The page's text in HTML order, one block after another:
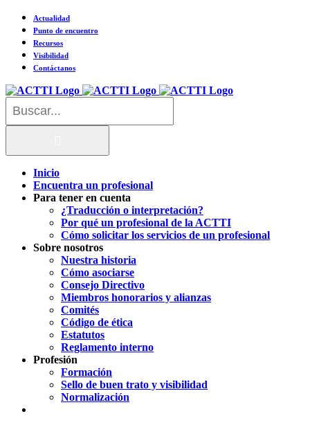
Saltar
contenido
Actualidad
Punto de encuentro
Recursos
Visibilidad
Contáctanos
Inicio
Encuentra un profesional
Para tener en cuenta
¿Traducción o interpretación?
Por qué un profesional de la ACTTI
Cómo solicitar los servicios de un profesional
Sobre nosotros
Nuestra historia
Cómo asociarse
Consejo Directivo
Miembros honorarios y alianzas
Comités
Código de ética
Estatutos
Reglamento interno
Profesión
Formación
Sello de buen trato y visibilidad
Normalización